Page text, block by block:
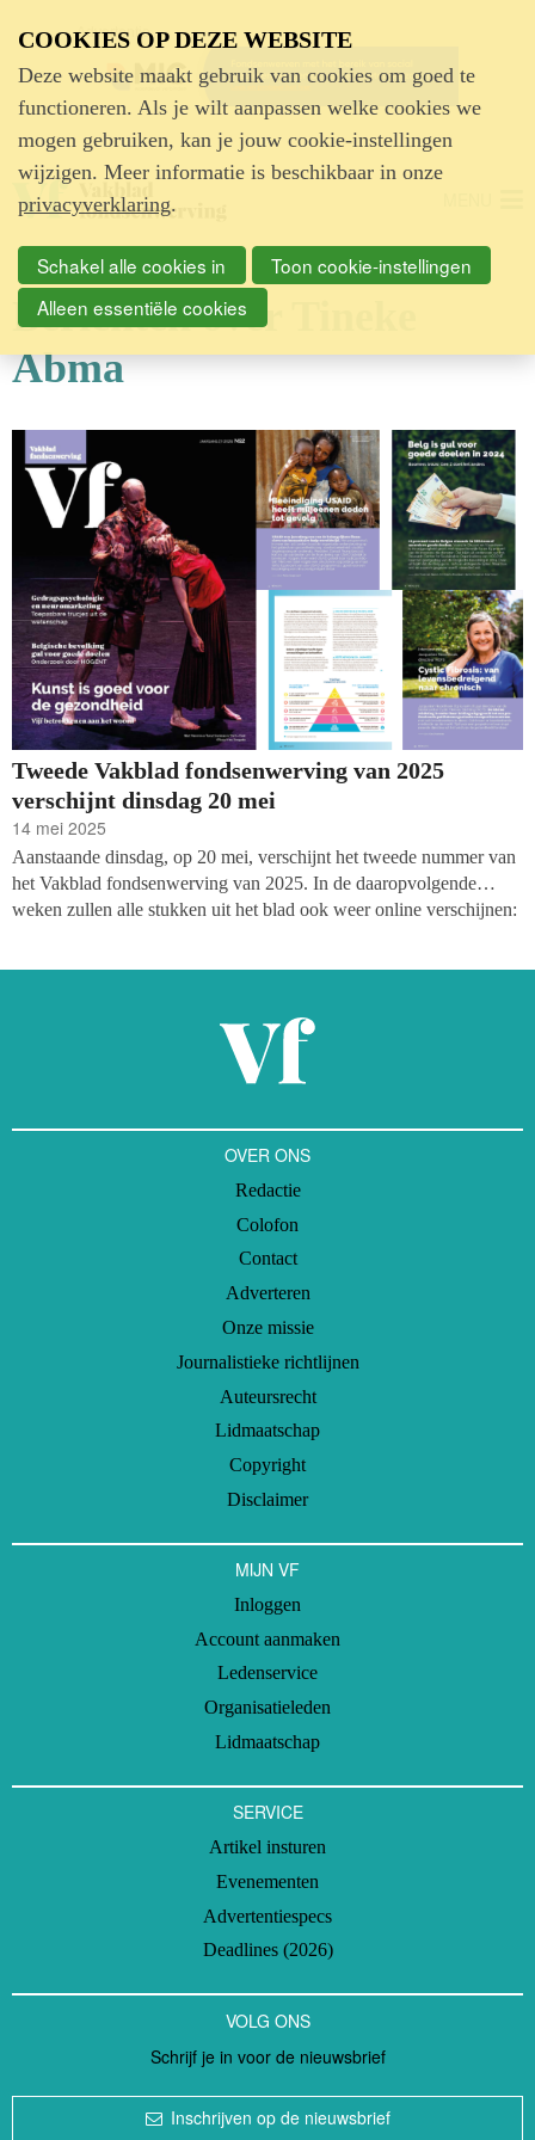
Advertentie
Berichten over Tineke
Abma
Tweede Vakblad fondsenwerving van 2025
verschijnt dinsdag 20 mei
14 mei 2025
Aanstaande dinsdag, op 20 mei, verschijnt het tweede nummer van
het Vakblad fondsenwerving van 2025. In de daaropvolgende
weken zullen alle stukken uit het blad ook weer online verschijnen:
o.a. Jacquelien Noordhoek (NCFS) en Puhie Demaku (Broederlijk
OVER ONS
Redactie
Colofon
Contact
Adverteren
Onze missie
Journalistieke richtlijnen
Auteursrecht
Lidmaatschap
Copyright
Disclaimer
MIJN VF
Inloggen
Account aanmaken
Ledenservice
Organisatieleden
Lidmaatschap
SERVICE
Artikel insturen
Evenementen
Advertentiespecs
Deadlines (2026)
VOLG ONS
Schrijf je in voor de nieuwsbrief
Inschrijven op de nieuwsbrief
COOKIES OP DEZE WEBSITE
Deze website maakt gebruik van cookies om goed te
functioneren. Als je wilt aanpassen welke cookies we
mogen gebruiken, kan je jouw cookie-instellingen
wijzigen. Meer informatie is beschikbaar in onze
privacyverklaring.
Schakel alle cookies in
Toon cookie-instellingen
Alleen essentiële cookies